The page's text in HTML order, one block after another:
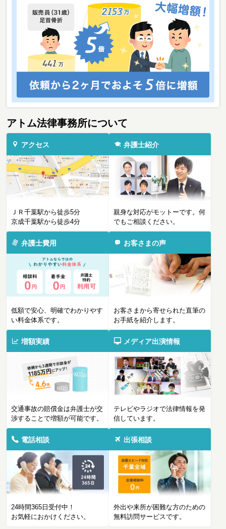
アトム法律事務所について
アクセス
ＪＲ千葉駅から徒歩5分
京成千葉駅から徒歩4分
弁護士紹介
親身な対応がモットーです。何
でもご相談ください。
弁護士費用
低額で安心、明確でわかりやす
い料金体系です。
お客さまの声
お客さまから寄せられた直筆の
お手紙を紹介します。
増額実績
交通事故の賠償金は弁護士が交
渉することで増額が可能です。
メディア出演情報
テレビやラジオで法律情報を発
信しています。
電話相談
24時間365日受付中！
お気軽におかけください。
出張相談
外出や来所が困難な方のための
無料訪問サービスです。